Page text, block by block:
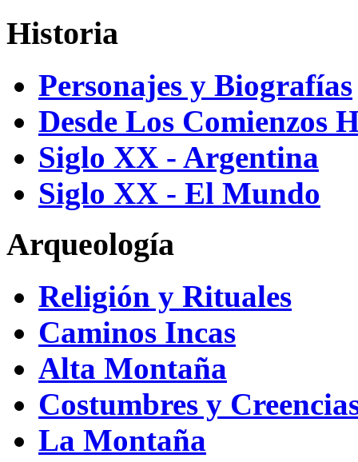
Historia
Personajes y Biografías
Desde Los Comienzos
Siglo XX - Argentina
Siglo XX - El Mundo
Arqueología
Religión y Rituales
Caminos Incas
Alta Montaña
Costumbres y
La Montaña